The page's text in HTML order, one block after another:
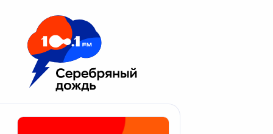
Москва 100.1 FM
Апатиты